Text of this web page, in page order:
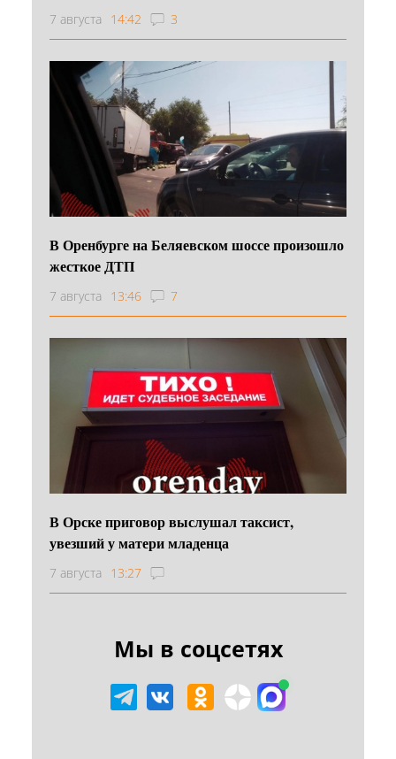
7 августа 14:42 3
В Оренбурге на Беляевском шоссе произошло
жесткое ДТП
7 августа 13:46 7
В Орске приговор выслушал таксист,
увезший у матери младенца
7 августа 13:27
Мы в соцсетях